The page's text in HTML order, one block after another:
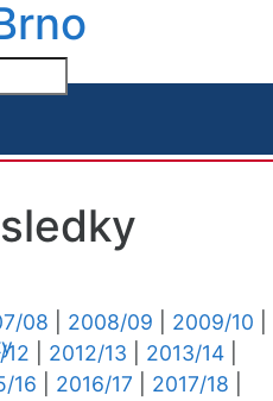
08 2008/09 2009/10
12 2012/13 2013/14
16 2016/17 2017/18